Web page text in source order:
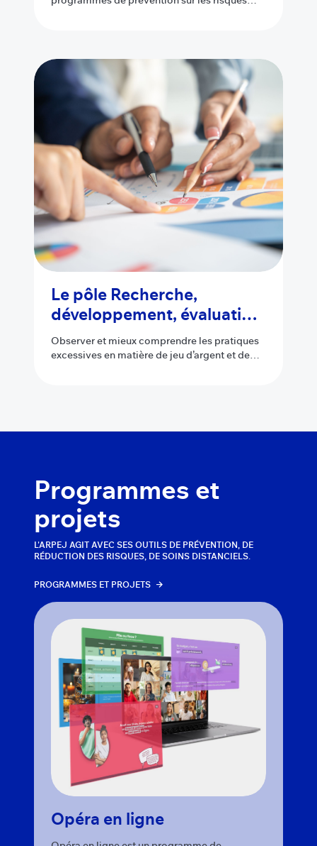
Le pôle Recherche,
développement, évaluation
et formation
Observer et mieux comprendre les pratiques
excessives en matière de jeu d’argent et de
Programmes et
projets
L'ARPEJ AGIT AVEC SES OUTILS DE PRÉVENTION, DE
RÉDUCTION DES RISQUES, DE SOINS DISTANCIELS.
PROGRAMMES ET PROJETS
Opéra en ligne